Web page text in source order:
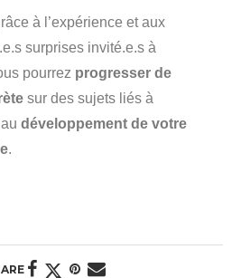
à l’expérience et aux
surprises invité.e.s à
pourrez progresser de
sur des sujets liés à
développement de votre
.